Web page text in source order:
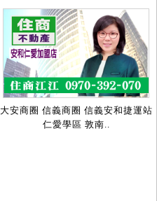
大安商圈 信義商圈 信義安和捷運站
仁愛學區 敦南..